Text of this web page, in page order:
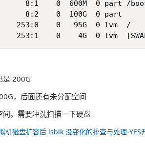
8:1    0  600M  0 part /
8:2    0  100G  0 part
253:1    0    4G  0 lvm
是 200G
，后面还有未分配空间
。需要冲洗扫描一下硬盘
机磁盘扩容后 lsblk 没变化的排查与处理-YES